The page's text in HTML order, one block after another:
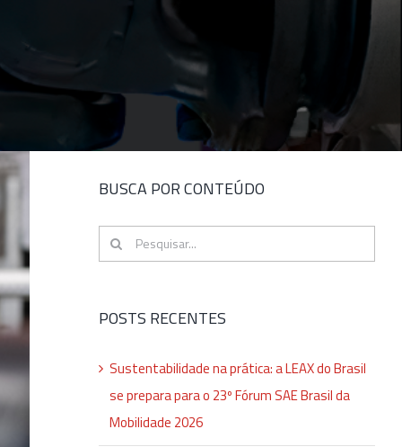
BUSCA POR CONTEÚDO
Buscar
resultados
POSTS RECENTES
Sustentabilidade na prática: a LEAX do Brasil
se prepara para o 23º Fórum SAE Brasil da
Mobilidade 2026